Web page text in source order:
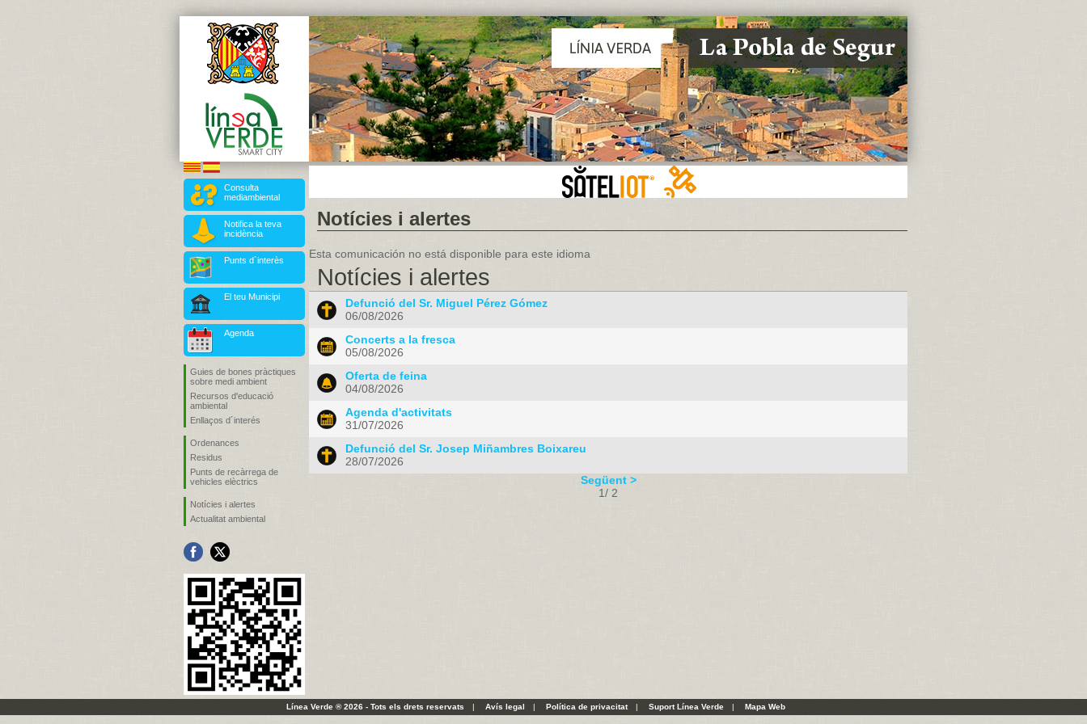
Consulta
mediambiental
Notifica la teva
incidència
Punts d`interès
El teu Municipi
Agenda
Guies de bones pràctiques
sobre medi ambient
Recursos d'educació
ambiental
Enllaços d´interés
Ordenances
Residus
Punts de recàrrega de
vehicles elèctrics
Notícies i alertes
Actualitat ambiental
Notícies i alertes
Esta comunicación no está disponible para este idioma
Notícies i alertes
Defunció del Sr. Miguel Pérez Gómez
06/08/2026
Concerts a la fresca
05/08/2026
Oferta de feina
04/08/2026
Agenda d'activitats
31/07/2026
Defunció del Sr. Josep Miñambres Boixareu
28/07/2026
Següent >
1/ 2
Línea Verde ® 2026 - Tots els drets reservats | Avís legal | Política de privacitat | Suport Línea Verde | Mapa Web